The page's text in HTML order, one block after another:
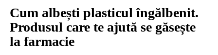
Cum albești plasticul îngălbenit.
Produsul care te ajută se găsește
la farmacie